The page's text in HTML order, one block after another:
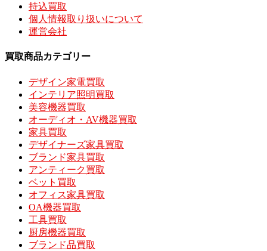
持込買取
個人情報取り扱いについて
運営会社
買取商品カテゴリー
デザイン家電買取
インテリア照明買取
美容機器買取
オーディオ・AV機器買取
家具買取
デザイナーズ家具買取
ブランド家具買取
アンティーク買取
ベット買取
オフィス家具買取
OA機器買取
工具買取
厨房機器買取
ブランド品買取